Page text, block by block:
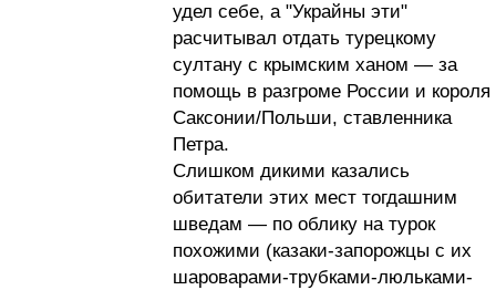
удел себе, а "Украйны эти"
расчитывал отдать турецкому
султану с крымским ханом — за
помощь в разгроме России и короля
Саксонии/Польши, ставленника
Петра.
Слишком дикими казались
обитатели этих мест тогдашним
шведам — по облику на турок
похожими (казаки-запорожцы с их
шароварами-трубками-люльками-